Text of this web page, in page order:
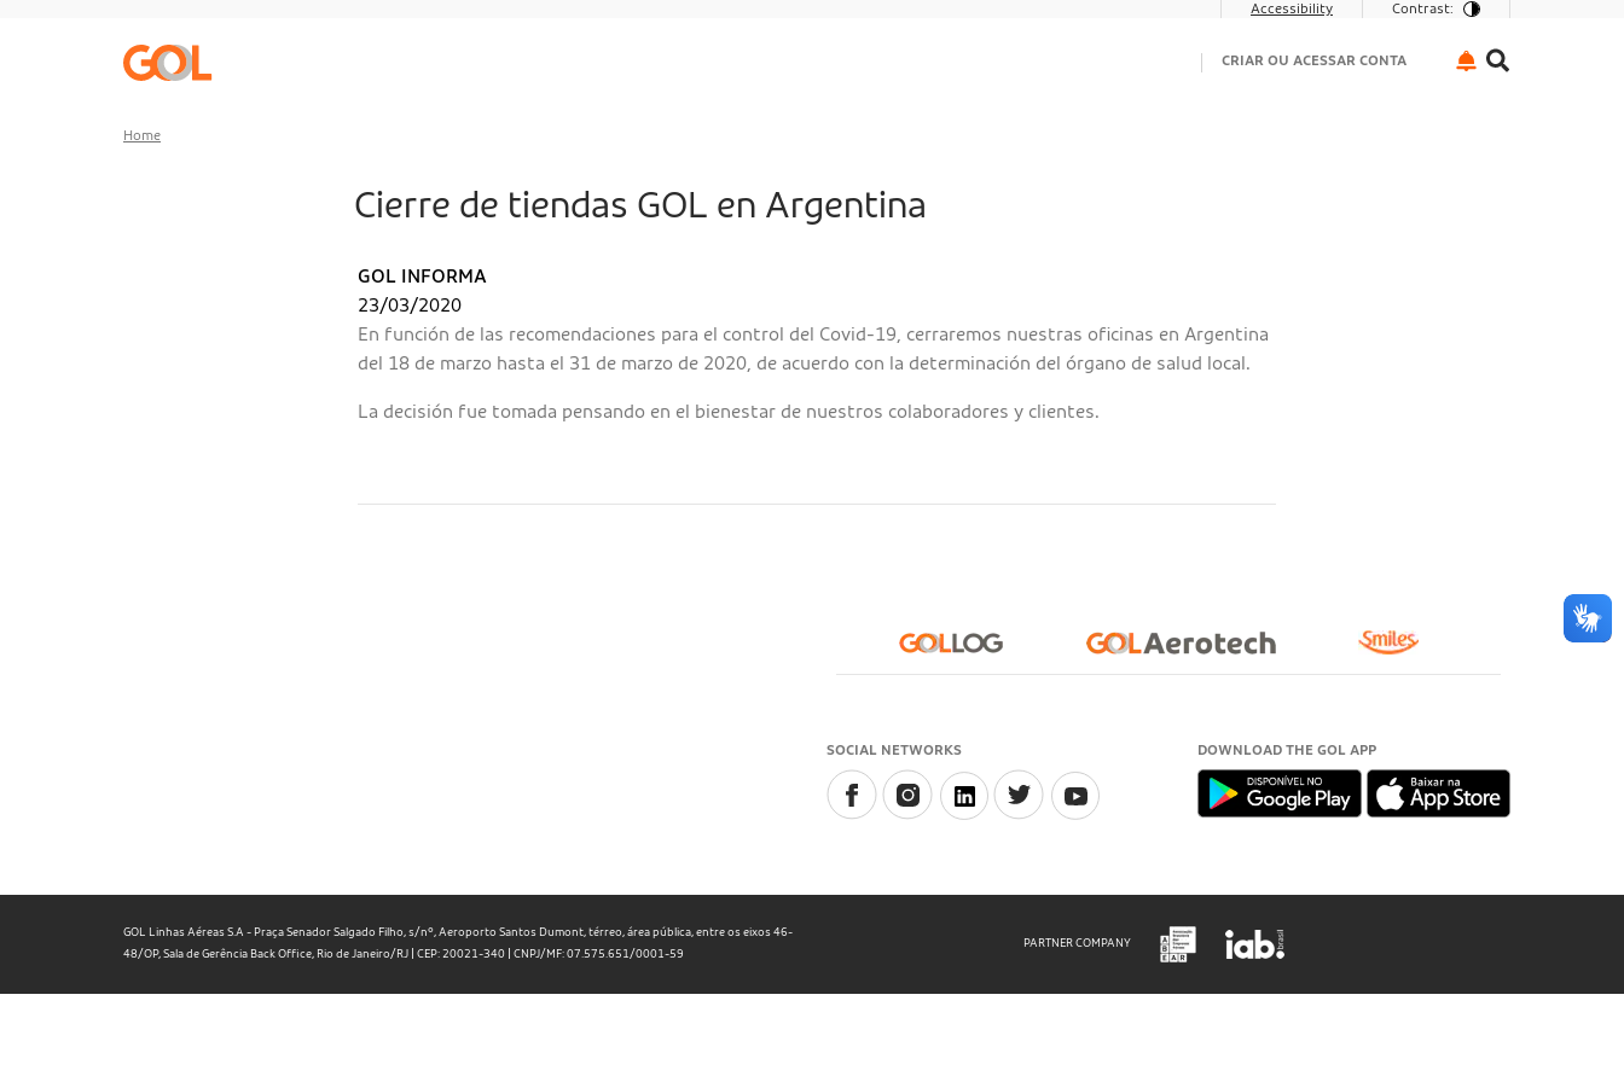
Accessibility Contrast:
CRIAR OU ACESSAR CONTA
Home
Cierre de tiendas GOL en Argentina
GOL INFORMA
23/03/2020
En función de las recomendaciones para el control del Covid-19, cerraremos nuestras oficinas en Argentina
del 18 de marzo hasta el 31 de marzo de 2020, de acuerdo con la determinación del órgano de salud local.
La decisión fue tomada pensando en el bienestar de nuestros colaboradores y clientes.
SOCIAL NETWORKS DOWNLOAD THE GOL APP
GOL Linhas Aéreas S.A - Praça Senador Salgado Filho, s/nº, Aeroporto Santos Dumont, térreo, área pública, entre os eixos 46-
48/OP, Sala de Gerência Back Office, Rio de Janeiro/RJ | CEP: 20021-340 | CNPJ/MF: 07.575.651/0001-59
PARTNER COMPANY